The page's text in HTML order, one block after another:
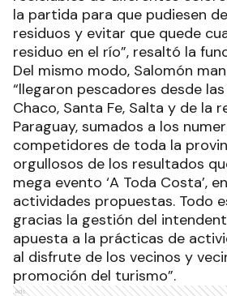
la partida para que pudiesen
residuos y evitar que quede
residuo en el río”, resaltó la
Del mismo modo, Salomón
“llegaron pescadores desde
Chaco, Santa Fe, Salta y de la
Paraguay, sumados a los
competidores de toda la
orgullosos de los resultados
mega evento ‘A Toda Costa’,
actividades propuestas. Todo
gracias la gestión del
apuesta a la prácticas de
al disfrute de los vecinos y
promoción del turismo”.
Ads